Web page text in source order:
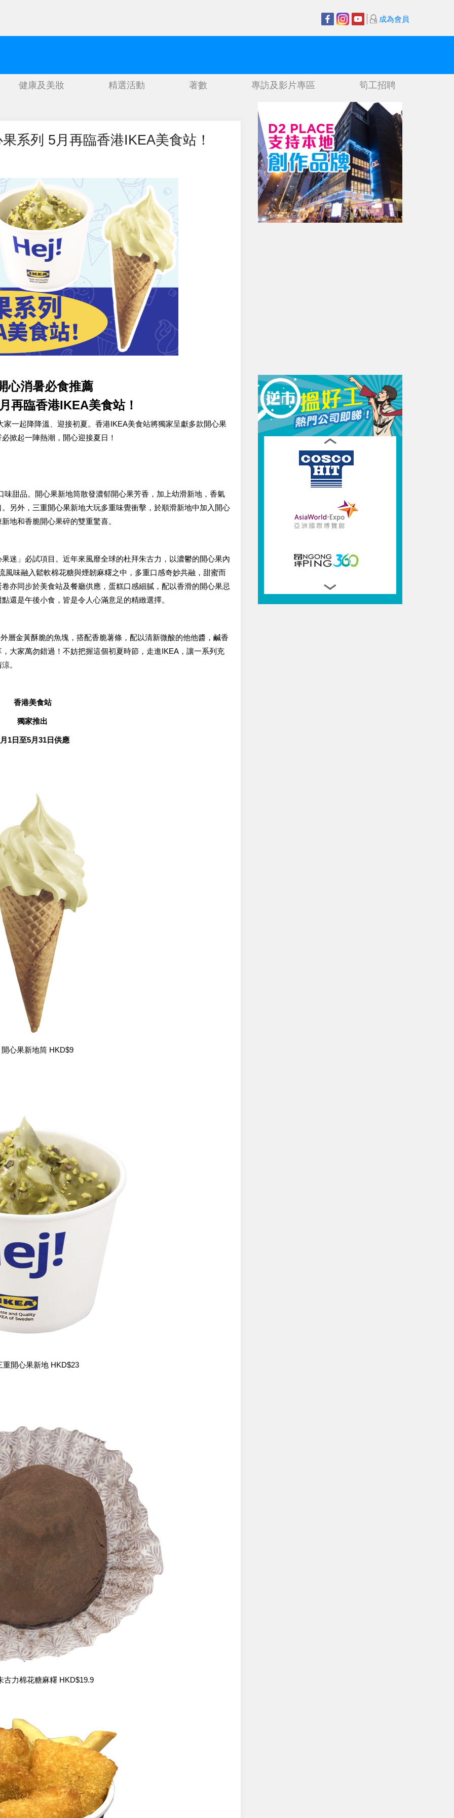
成為會員
健康及美妝 精選活動 著數 專訪及影片專區 筍工招聘
系列 5月再臨香港IKEA美食站！
心消暑必食推薦
再臨香港IKEA美食站！
一起降降溫、迎接初夏。香港IKEA美食站將獨家呈獻多款開心果
掀起一陣熱潮，開心迎接夏日！
甜品。開心果新地筒散發濃郁開心果芳香，加上幼滑新地，香氣
另外，三重開心果新地大玩多重味覺衝擊，於順滑新地中加入開心
地和香脆開心果碎的雙重驚喜。
迷」必試項目。近年來風靡全球的杜拜朱古力，以濃鬱的開心果內
風味融入鬆軟棉花糖與煙韌麻糬之中，多重口感奇妙共融，甜蜜而
亦同步於美食站及餐廳供應，蛋糕口感細膩，配以香滑的開心果忌
還是午後小食，皆是令人心滿意足的精緻選擇。
層金黃酥脆的魚塊，搭配香脆薯條，配以清新微酸的他他醬，鹹香
大家萬勿錯過！不妨把握這個初夏時節，走進IKEA，讓一系列充
。
香港美食站
獨家推出
1日至5月31日供應
心果新地筒 HKD$9
開心果新地 HKD$23
力棉花糖麻糬 HKD$19.9